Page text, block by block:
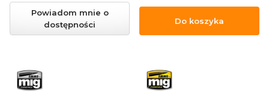
Powiadom mnie o
dostępności
Do koszyka